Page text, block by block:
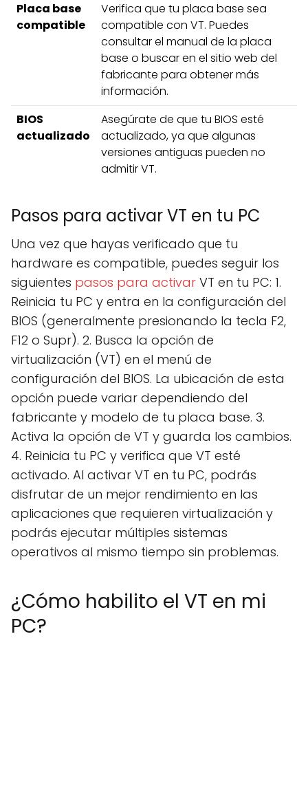
Placa base
compatible
Verifica que tu placa base sea
compatible con VT. Puedes
consultar el manual de la placa
base o buscar en el sitio web del
fabricante para obtener más
información.
BIOS
actualizado
Asegúrate de que tu BIOS esté
actualizado, ya que algunas
versiones antiguas pueden no
admitir VT.
Pasos para activar VT en tu PC
Una vez que hayas verificado que tu
hardware es compatible, puedes seguir los
siguientes pasos para activar VT en tu PC: 1.
Reinicia tu PC y entra en la configuración del
BIOS (generalmente presionando la tecla F2,
F12 o Supr). 2. Busca la opción de
virtualización (VT) en el menú de
configuración del BIOS. La ubicación de esta
opción puede variar dependiendo del
fabricante y modelo de tu placa base. 3.
Activa la opción de VT y guarda los cambios.
4. Reinicia tu PC y verifica que VT esté
activado. Al activar VT en tu PC, podrás
disfrutar de un mejor rendimiento en las
aplicaciones que requieren virtualización y
podrás ejecutar múltiples sistemas
operativos al mismo tiempo sin problemas.
¿Cómo habilito el VT en mi
PC?